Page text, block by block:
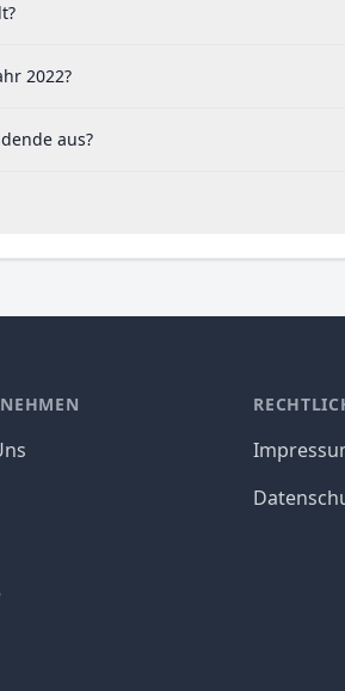
2022?
aus?